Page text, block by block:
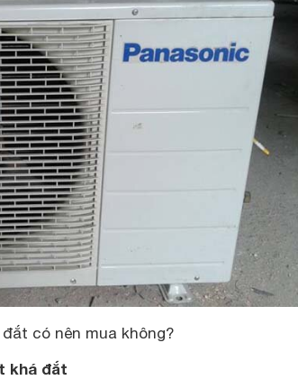
có nên mua không?
khá đắt